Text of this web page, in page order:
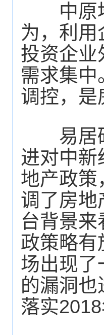
中原地
为，利
投资企业
需求集中
调控，是
易居研
进对中新
地产政策
调了房地
台背景
政策略有
场出现了
的漏洞
落实